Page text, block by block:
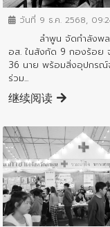
วันที่ 9 ธ.ค. 2568,
ลำพูน จัดกำลังพล
อส. ในสังกัด 9 กองร้อย
36 นาย พร้อมสิ่งอุปกรณ์
ร่วม...
继续阅读
ข่าวประชาสัมพันธ์